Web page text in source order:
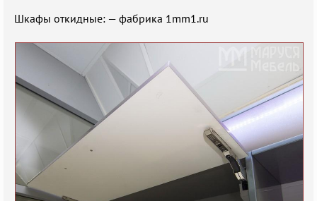
Шкафы откидные: — фабрика 1mm1.ru